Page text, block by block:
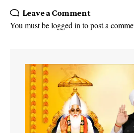
Leave a Comment
You must belogged in to post a